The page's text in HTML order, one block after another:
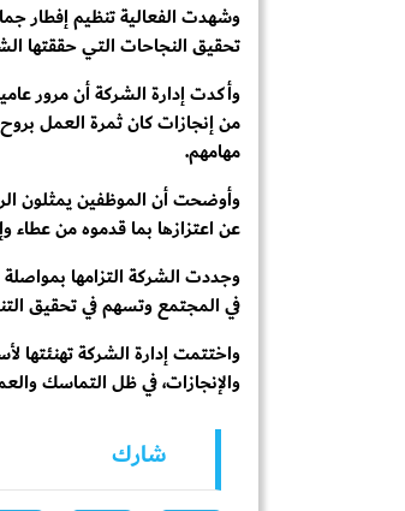
وشهدت الفعالية تنظيم إفطار
تحقيق النجاحات التي حققتها
وأكدت إدارة الشركة أن مرور
من إنجازات كان ثمرة العمل بروح
مهامهم.
وأوضحت أن الموظفين يمثلون
عن اعتزازها بما قدموه من عطاء
وجددت الشركة التزامها بمواصلة
في المجتمع وتسهم في تحقيق
واختتمت إدارة الشركة تهنئتها
والإنجازات، في ظل التماسك
شارك